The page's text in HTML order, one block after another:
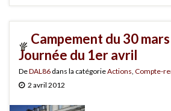
Campement du 30
Journée du 1er avril
DeDAL86 dans la catégorieActions, Compte-
2 avril 2012